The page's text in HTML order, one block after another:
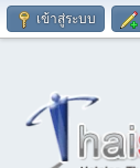
เข้าสู่ระบบ